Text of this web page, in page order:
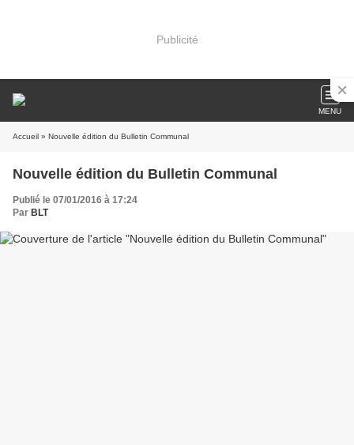
Publicité
MENU
Accueil » Nouvelle édition du Bulletin Communal
Nouvelle édition du Bulletin Communal
Publié le 07/01/2016 à 17:24
Par BLT